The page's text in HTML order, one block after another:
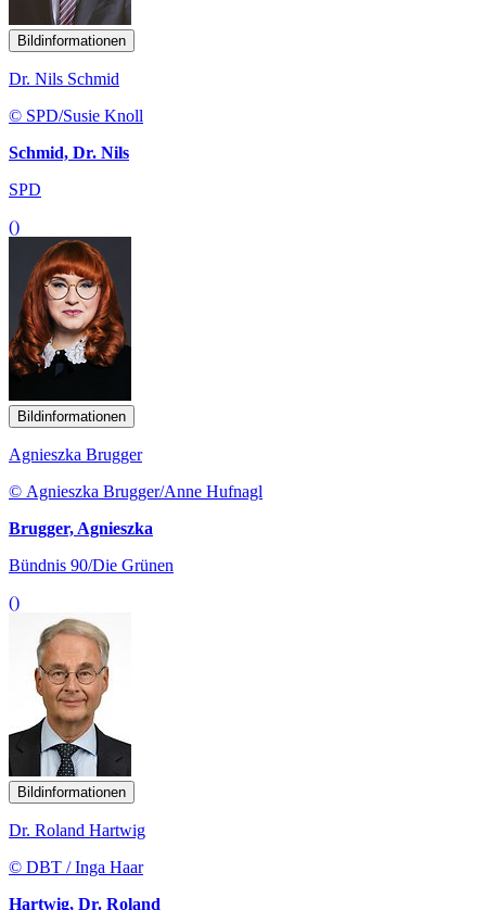
Bildinformationen
Dr. Nils Schmid
© SPD/Susie Knoll
Schmid, Dr. Nils
SPD
()
Bildinformationen
Agnieszka Brugger
© Agnieszka Brugger/Anne Hufnagl
Brugger, Agnieszka
Bündnis 90/Die Grünen
()
Bildinformationen
Dr. Roland Hartwig
© DBT / Inga Haar
Hartwig, Dr. Roland